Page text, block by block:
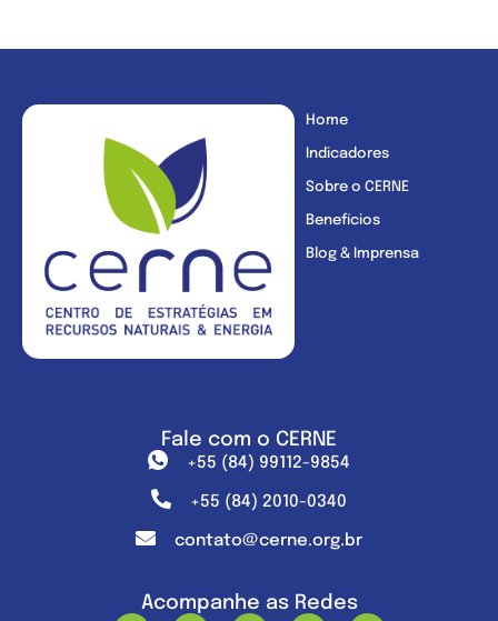
Home
Indicadores
Sobre o CERNE
Benefícios
Blog & Imprensa
Fale com o CERNE
+55 (84) 99112-9854
+55 (84) 2010-0340
contato@cerne.org.br
Acompanhe as Redes